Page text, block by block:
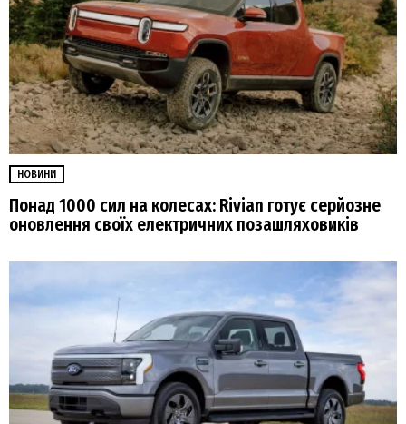
НОВИНИ
Понад 1000 сил на колесах: Rivian готує серйозне
оновлення своїх електричних позашляховиків